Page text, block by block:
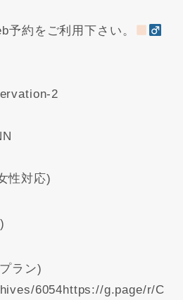
予約をご利用下さい。
2
性対応)
ラン)
6054https://g.page/r/C